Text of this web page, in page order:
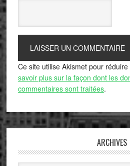
Ce site utilise Akismet pour
savoir plus sur la façon dont les
commentaires sont traitées.
ARCHIVES